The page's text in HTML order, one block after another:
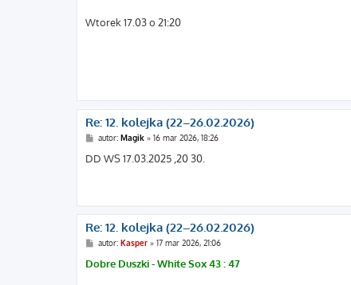
Wtorek 17.03 o 21:20
Re: 12. kolejka (22–26.02.2026)
P
s
t
autor: Magik» 16 mar 2026, 18:26
DD WS 17.03.2025 ,20 30.
Re: 12. kolejka (22–26.02.2026)
P
s
t
autor: Kasper» 17 mar 2026, 21:06
Dobre Duszki - White Sox 43 : 47